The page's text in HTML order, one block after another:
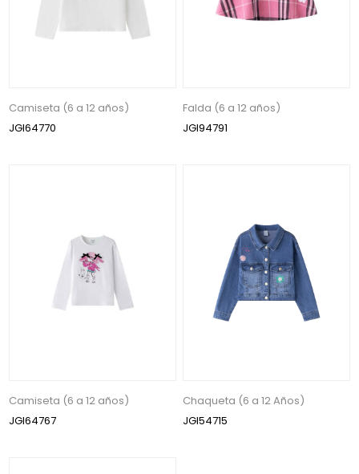
Camiseta (6 a 12 años)
JGI64770
Falda (6 a 12 años)
JGI94791
Camiseta (6 a 12 años)
JGI64767
Chaqueta (6 a 12 Años)
JGI54715